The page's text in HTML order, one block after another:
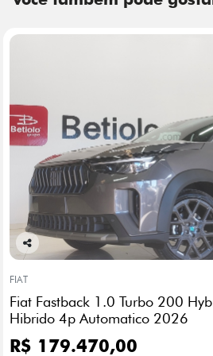
Co
arti
lhe
FIAT
Fiat Fastback 1.0 Turbo 200
Hibrido 4p Automatico 2026
R$ 179.470,00